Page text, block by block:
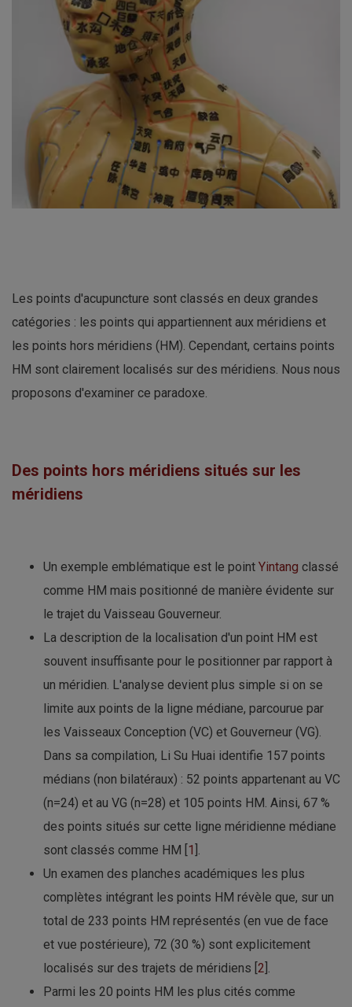
Les points d'acupuncture sont classés en deux grandes
catégories : les points qui appartiennent aux méridiens et
les points hors méridiens (HM). Cependant, certains points
HM sont clairement localisés sur des méridiens. Nous nous
proposons d'examiner ce paradoxe.
Des points hors méridiens situés sur les
méridiens
Un exemple emblématique est le point Yintang classé
comme HM mais positionné de manière évidente sur
le trajet du Vaisseau Gouverneur.
La description de la localisation d'un point HM est
souvent insuffisante pour le positionner par rapport à
un méridien. L'analyse devient plus simple si on se
limite aux points de la ligne médiane, parcourue par
les Vaisseaux Conception (VC) et Gouverneur (VG).
Dans sa compilation, Li Su Huai identifie 157 points
médians (non bilatéraux) : 52 points appartenant au VC
(n=24) et au VG (n=28) et 105 points HM. Ainsi, 67 %
des points situés sur cette ligne méridienne médiane
sont classés comme HM [ 1 ].
Un examen des planches académiques les plus
complètes intégrant les points HM révèle que, sur un
total de 233 points HM représentés (en vue de face
et vue postérieure), 72 (30 %) sont explicitement
localisés sur des trajets de méridiens [ 2 ].
Parmi les 20 points HM les plus cités comme